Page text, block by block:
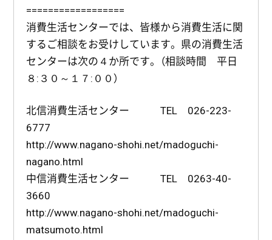
==================
消費生活センターでは、皆様から消費生活に関
するご相談をお受けしています。県の消費生活
センターは次の４か所です。（相談時間 平日
８:３０～１７:００）
北信消費生活センター TEL 026-223-
6777
http://www.nagano-shohi.net/madoguchi-
nagano.html
中信消費生活センター TEL 0263-40-
3660
http://www.nagano-shohi.net/madoguchi-
matsumoto.html